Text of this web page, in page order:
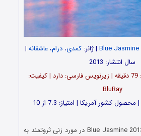
Blue Jasmine | ژانر:کمدی،درام،عاشقانه |
سال انتشار: 2013
زبان: انگلیسی | مدت‌: 79 دقیقه | زیرنویس فارسی: دارد | کیفیت:
BluRay
کشور آمریکا | امتیاز: 7.3 از 10
فیلم جاسمین غمگین Blue Jasmine 2013 در مورد زنی ثروتمند به